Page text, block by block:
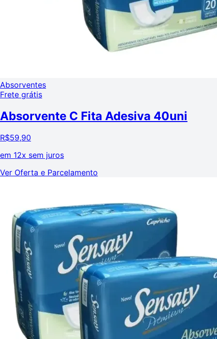
Absorventes
Frete grátis
Absorvente C Fita Adesiva 40uni
R$59,90
em 12x sem juros
Ver Oferta e Parcelamento